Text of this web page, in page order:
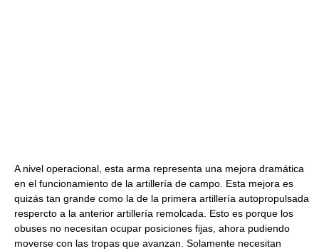
A nivel operacional, esta arma representa una mejora dramática
en el funcionamiento de la artillería de campo. Esta mejora es
quizás tan grande como la de la primera artillería autopropulsada
respercto a la anterior artillería remolcada. Esto es porque los
obuses no necesitan ocupar posiciones fijas, ahora pudiendo
moverse con las tropas que avanzan. Solamente necesitan